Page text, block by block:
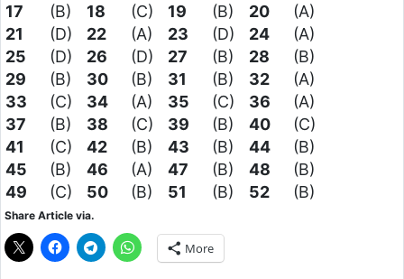
17
(B) 18 (C) 19 (B) 20
(A)
21
(D) 22 (A) 23 (D) 24
(A)
25
(D) 26 (D) 27 (B) 28
(B)
29
(B) 30 (B) 31 (B) 32
(A)
33
(C) 34 (A) 35 (C) 36
(A)
37
(B) 38 (C) 39 (B) 40
(C)
41
(C) 42 (B) 43 (B) 44
(B)
45
(B) 46 (A) 47 (B) 48
(B)
49
(C) 50 (B) 51 (B) 52 (B)
Share Article via.
More